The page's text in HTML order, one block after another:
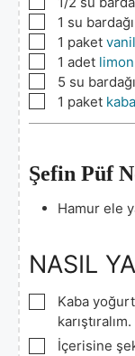
▢1 su bardağı
▢1 paket
▢1 adet
▢
5 su bardağı
▢1 paket
Şefin Püf
Hamur ele
NASIL
▢
Kaba yoğurt
karıştıralım.
▢
İçerisine